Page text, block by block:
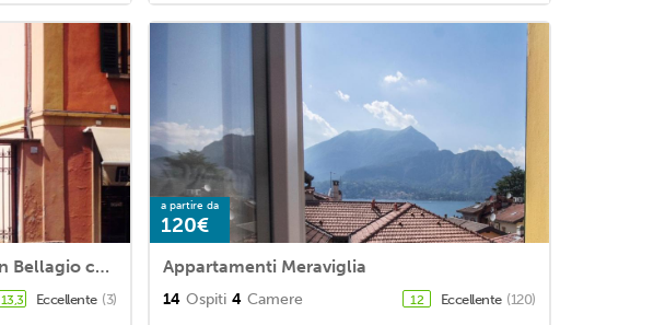
Pitel House Luxury apartment in Bellagio center
13,3 Eccellente (3)
a partire da
120€
Appartamenti Meraviglia
14 Ospiti 4 Camere 12 Eccellente (120)